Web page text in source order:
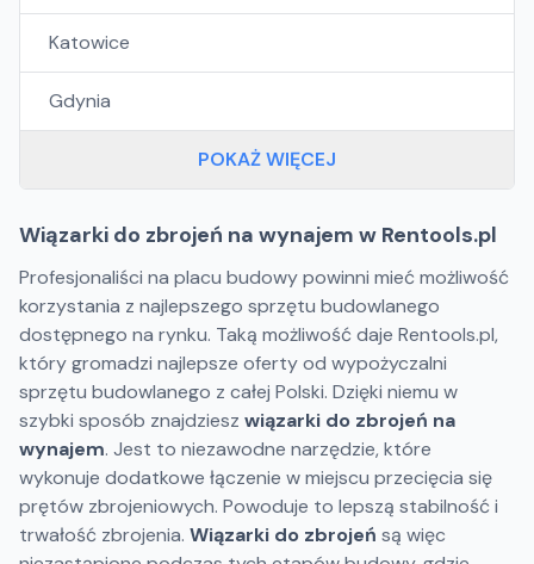
Katowice
Gdynia
POKAŻ WIĘCEJ
Wiązarki do zbrojeń na wynajem w Rentools.pl
Profesjonaliści na placu budowy powinni mieć możliwość
korzystania z najlepszego sprzętu budowlanego
dostępnego na rynku. Taką możliwość daje Rentools.pl,
który gromadzi najlepsze oferty od wypożyczalni
sprzętu budowlanego z całej Polski. Dzięki niemu w
szybki sposób znajdziesz wiązarki do zbrojeń na
wynajem. Jest to niezawodne narzędzie, które
wykonuje dodatkowe łączenie w miejscu przecięcia się
prętów zbrojeniowych. Powoduje to lepszą stabilność i
trwałość zbrojenia. Wiązarki do zbrojeń są więc